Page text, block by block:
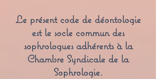
Le présent code de déontologie
est le socle commun des
sophrologues adhérents à la
Chambre Syndicale de la
Sophrologie.